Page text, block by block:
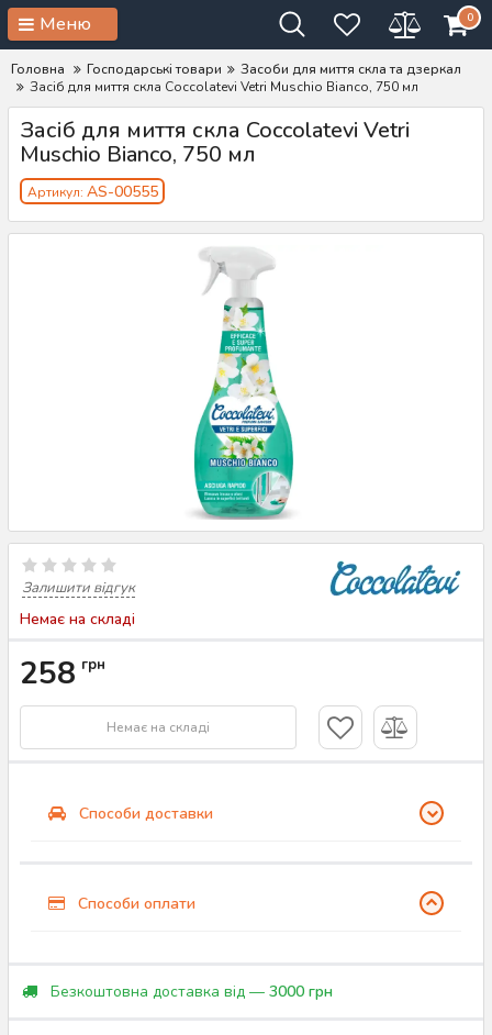
Меню 0
Головна Господарські товари
Засоби для миття скла та дзеркал
Засіб для миття скла Coccolatevi Vetri Muschio Bianco, 750 мл
Засіб для миття скла Coccolatevi Vetri
Muschio Bianco, 750 мл
Артикул: AS-00555
Залишити відгук
Немає на складі
258 грн
Немає на складі
Способи доставки
Способи оплати
Безкоштовна доставка від — 3000 грн